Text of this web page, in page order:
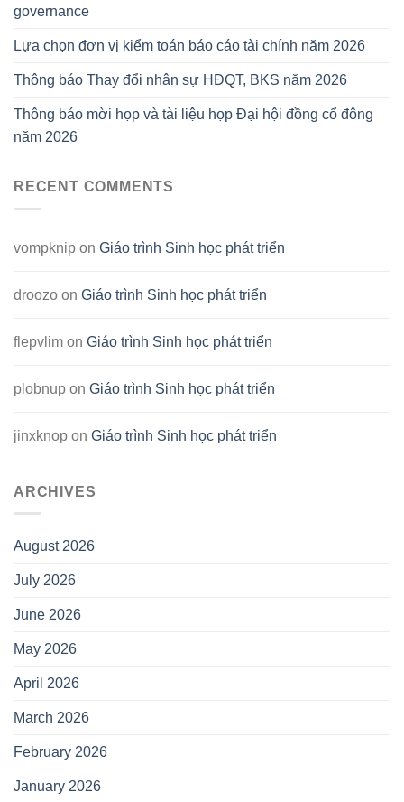
governance
Lựa chọn đơn vị kiểm toán báo cáo tài chính năm 2026
Thông báo Thay đổi nhân sự HĐQT, BKS năm 2026
Thông báo mời họp và tài liệu họp Đại hội đồng cổ đông
năm 2026
RECENT COMMENTS
vompknip on Giáo trình Sinh học phát triển
droozo on Giáo trình Sinh học phát triển
flepvlim on Giáo trình Sinh học phát triển
plobnup on Giáo trình Sinh học phát triển
jinxknop on Giáo trình Sinh học phát triển
ARCHIVES
August 2026
July 2026
June 2026
May 2026
April 2026
March 2026
February 2026
January 2026